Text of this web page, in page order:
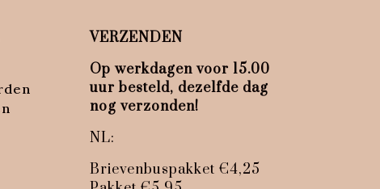
VERZENDEN
Op werkdagen voor 15.00
uur besteld, dezelfde dag
nog verzonden!
NL:
Brievenbuspakket €4,25